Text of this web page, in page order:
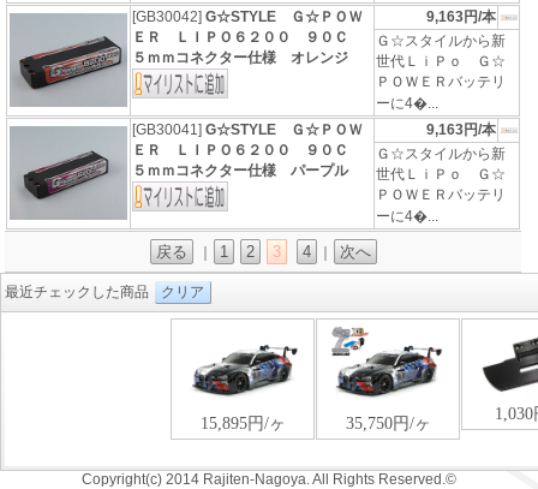
[GB30042]G☆STYLE Ｇ☆ＰＯＷ
ＥＲ ＬＩＰＯ６２００ ９０Ｃ
５ｍｍコネクター仕様 オレンジ
9,163円/本
Ｇ☆スタイルから新
世代ＬｉＰｏ Ｇ☆
ＰＯＷＥＲバッテリ
ーに4�...
[GB30041]G☆STYLE Ｇ☆ＰＯＷ
ＥＲ ＬＩＰＯ６２００ ９０Ｃ
５ｍｍコネクター仕様 パープル
9,163円/本
Ｇ☆スタイルから新
世代ＬｉＰｏ Ｇ☆
ＰＯＷＥＲバッテリ
ーに4�...
戻る 1 2 3 4 次へ
最近チェックした商品 クリア
Copyright(c) 2014 Rajiten-Nagoya. All Rights Reserved.©